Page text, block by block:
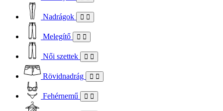
Nadrágok
Melegítő
Női szettek
Rövidnadrág
Fehérnemű